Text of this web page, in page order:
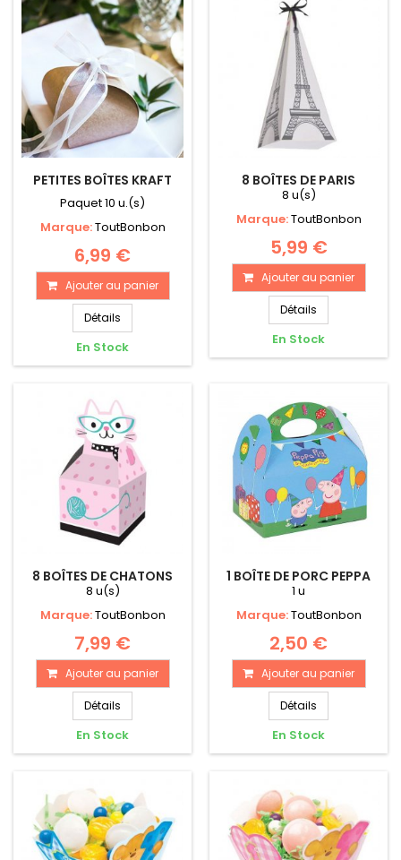
PETITES BOÎTES KRAFT
Paquet 10 u.(s)
Marque:ToutBonbon
6,99 €
Ajouter au panier
Détails
En Stock
8 BOÎTES DE PARIS
8 u(s)
Marque:ToutBonbon
5,99 €
Ajouter au panier
Détails
En Stock
8 BOÎTES DE CHATONS
8 u(s)
Marque:ToutBonbon
7,99 €
Ajouter au panier
Détails
En Stock
1 BOÎTE DE PORC PEPPA
1 u
Marque:ToutBonbon
2,50 €
Ajouter au panier
Détails
En Stock